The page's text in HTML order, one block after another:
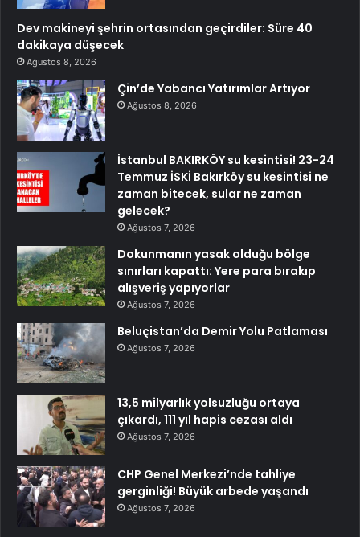
Dev makineyi şehrin ortasından geçirdiler: Süre 40
dakikaya düşecek
Ağustos 8, 2026
Çin’de Yabancı Yatırımlar Artıyor
Ağustos 8, 2026
İstanbul BAKIRKÖY su kesintisi! 23-24
Temmuz İSKİ Bakırköy su kesintisi ne
zaman bitecek, sular ne zaman
gelecek?
Ağustos 7, 2026
Dokunmanın yasak olduğu bölge
sınırları kapattı: Yere para bırakıp
alışveriş yapıyorlar
Ağustos 7, 2026
Beluçistan’da Demir Yolu Patlaması
Ağustos 7, 2026
13,5 milyarlık yolsuzluğu ortaya
çıkardı, 111 yıl hapis cezası aldı
Ağustos 7, 2026
CHP Genel Merkezi’nde tahliye
gerginliği! Büyük arbede yaşandı
Ağustos 7, 2026